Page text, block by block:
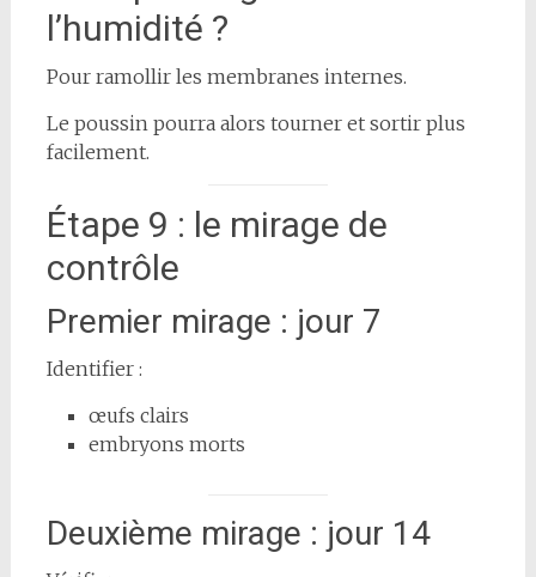
l’humidité ?
Pour ramollir les membranes internes.
Le poussin pourra alors tourner et sortir plus
facilement.
Étape 9 : le mirage de
contrôle
Premier mirage : jour 7
Identifier :
œufs clairs
embryons morts
Deuxième mirage : jour 14